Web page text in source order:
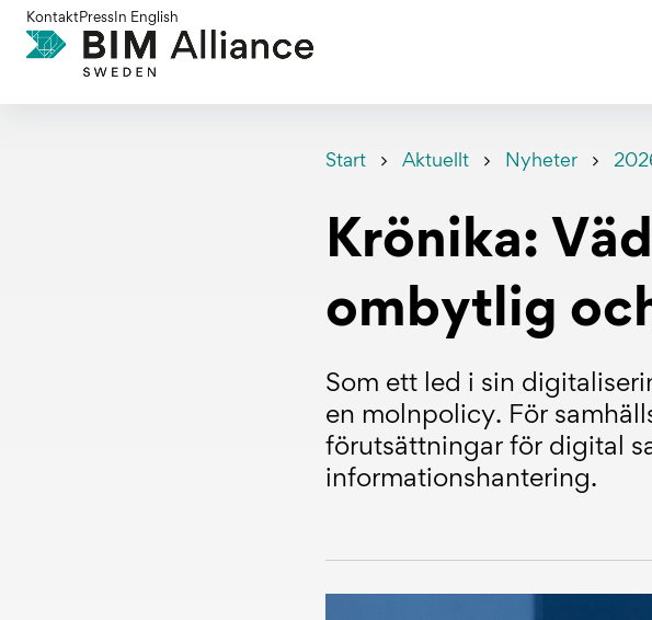
innehållet
Kontakt Press In English
Start Aktuellt Nyheter
Krönika:
ombytlig
Som ett led i sin
en molnpolicy. För
förutsättningar för digital
informationshantering.